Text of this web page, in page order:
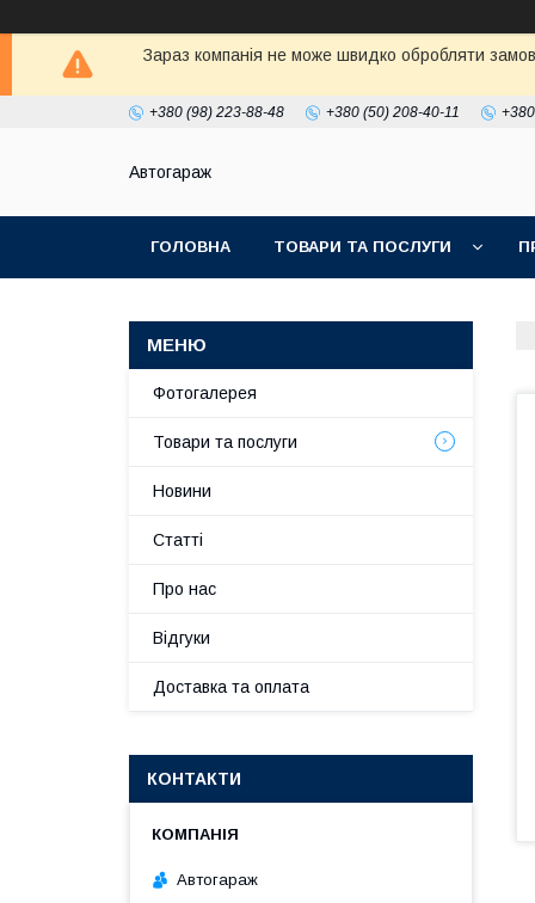
Зараз компанія не може швидко обробляти
+380 (98) 223-88-48 +380 (50) 208-40-11
Автогараж
ГОЛОВНА ТОВАРИ ТА ПОСЛУГИ
Фотогалерея
Товари та послуги
Новини
Статті
Про нас
Відгуки
Доставка та оплата
КОНТАКТИ
Автогараж